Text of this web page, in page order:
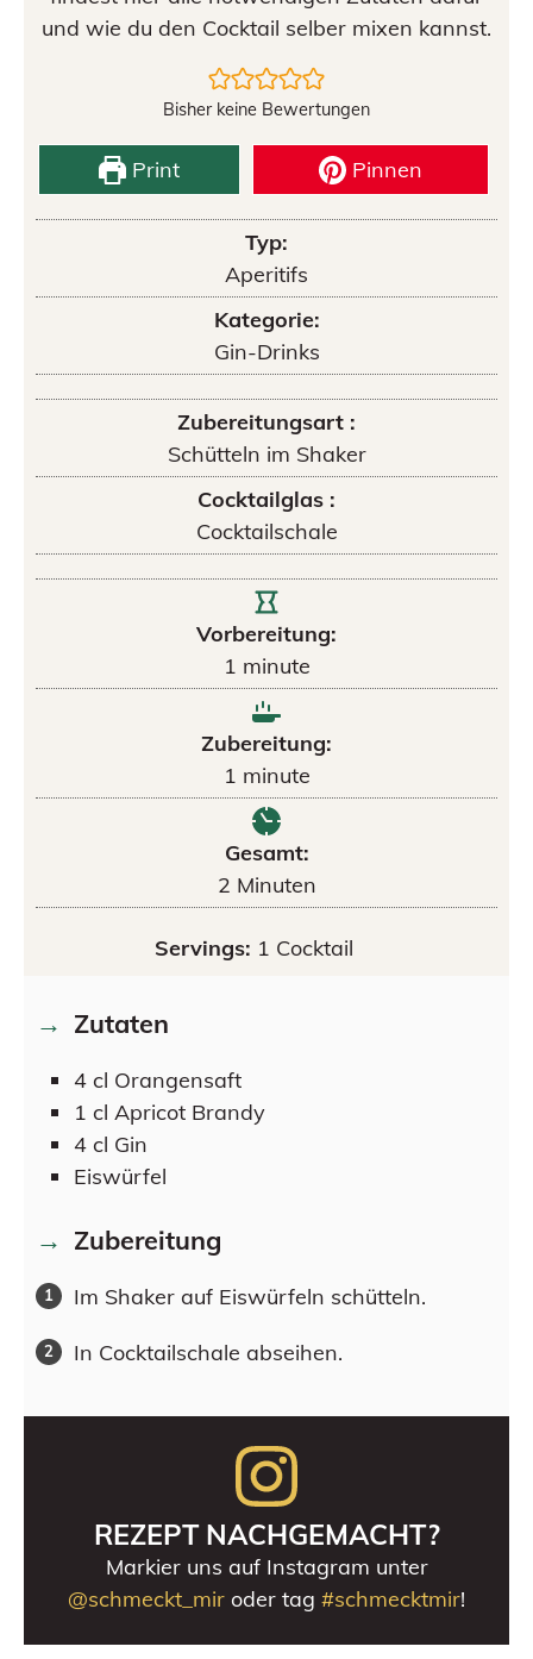
und wie du den Cocktail selber mixen kannst.
Bisher keine Bewertungen
Print Pinnen
Typ:
Aperitifs
Kategorie:
Gin-Drinks
Zubereitungsart :
Schütteln im Shaker
Cocktailglas :
Cocktailschale
Vorbereitung:
1 minute
Zubereitung:
1 minute
Gesamt:
2 Minuten
Servings: 1 Cocktail
Zutaten
4 cl Orangensaft
1 cl Apricot Brandy
4 cl Gin
Eiswürfel
Zubereitung
Im Shaker auf Eiswürfeln schütteln.
In Cocktailschale abseihen.
REZEPT NACHGEMACHT?
Markier uns auf Instagram unter
@schmeckt_mir oder tag #schmecktmir!